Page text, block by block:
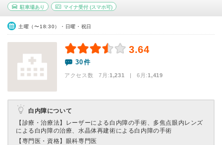
駐車場あり マイナ受付(スマホ可)
土曜（〜18:30）・日曜・祝日
3.64
30件
アクセス数 7月:1,231 | 6月:1,419
白内障について
【診療・治療法】 レーザーによる白内障の手術、多焦点眼内レンズ
による白内障の治療、水晶体再建術による白内障の手術
【専門医・資格】 眼科専門医